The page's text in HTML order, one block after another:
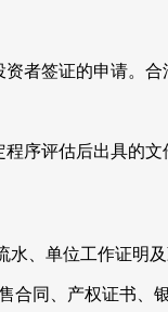
者签证的申请。
序评估后出具的
、单位工作证明及
合同、产权证书、